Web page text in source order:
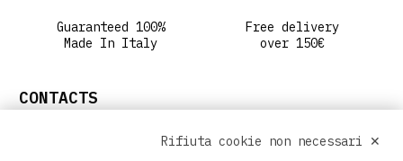
Guaranteed 100%
Made In Italy
Free delivery
over 150€
CONTACTS
Rifiuta cookie non necessari ✕